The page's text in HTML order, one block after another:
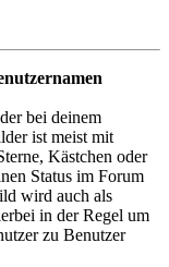
bei deinem
ist meist mit
Kästchen oder
Status im Forum
wird auch als
in der Regel um
zu Benutzer